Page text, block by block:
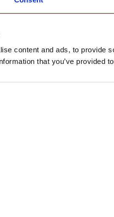
content and ads, to provide
that you’ve provided